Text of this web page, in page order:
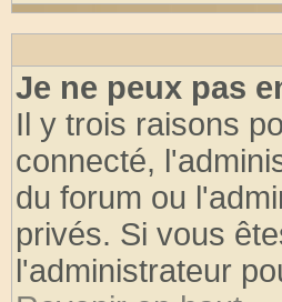
Je ne peux pas
Il y trois raisons
connecté,
du forum ou
privés. Si vous
l'administrateur